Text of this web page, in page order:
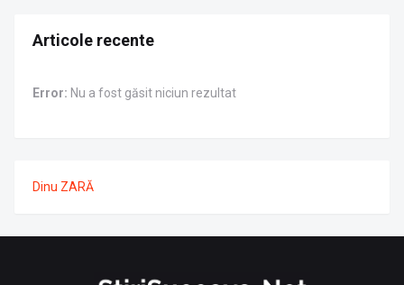
Articole recente
Error: Nu a fost găsit niciun rezultat
Dinu ZARĂ